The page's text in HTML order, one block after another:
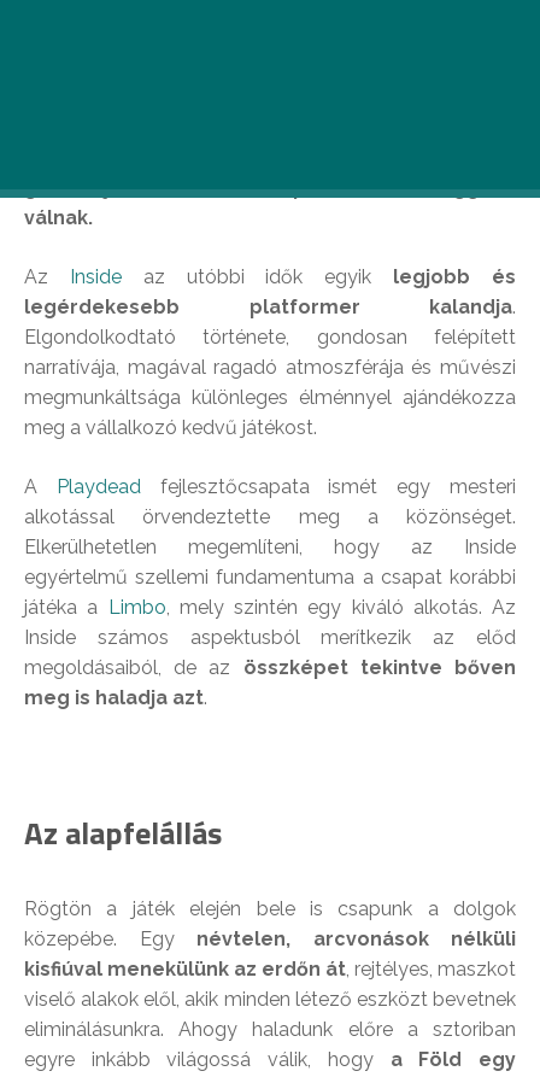
game ajánlásával, amitől percek alatt függővé
válnak.
Az Inside az utóbbi idők egyik legjobb és
legérdekesebb platformer kalandja.
Elgondolkodtató története, gondosan felépített
narratívája, magával ragadó atmoszférája és művészi
megmunkáltsága különleges élménnyel ajándékozza
meg a vállalkozó kedvű játékost.
A Playdead fejlesztőcsapata ismét egy mesteri
alkotással örvendeztette meg a közönséget.
Elkerülhetetlen megemlíteni, hogy az Inside
egyértelmű szellemi fundamentuma a csapat korábbi
játéka a
Limbo, mely szintén egy kiváló alkotás. Az
Inside számos aspektusból merítkezik az előd
megoldásaiból, de az összképet tekintve bőven
meg is haladja azt.
Az alapfelállás
Rögtön a játék elején bele is csapunk a dolgok
közepébe. Egy névtelen, arcvonások nélküli
kisfiúval menekülünk az erdőn át, rejtélyes, maszkot
viselő alakok elől, akik minden létező eszközt bevetnek
eliminálásunkra. Ahogy haladunk előre a sztoriban
egyre inkább világossá válik, hogya Föld egy